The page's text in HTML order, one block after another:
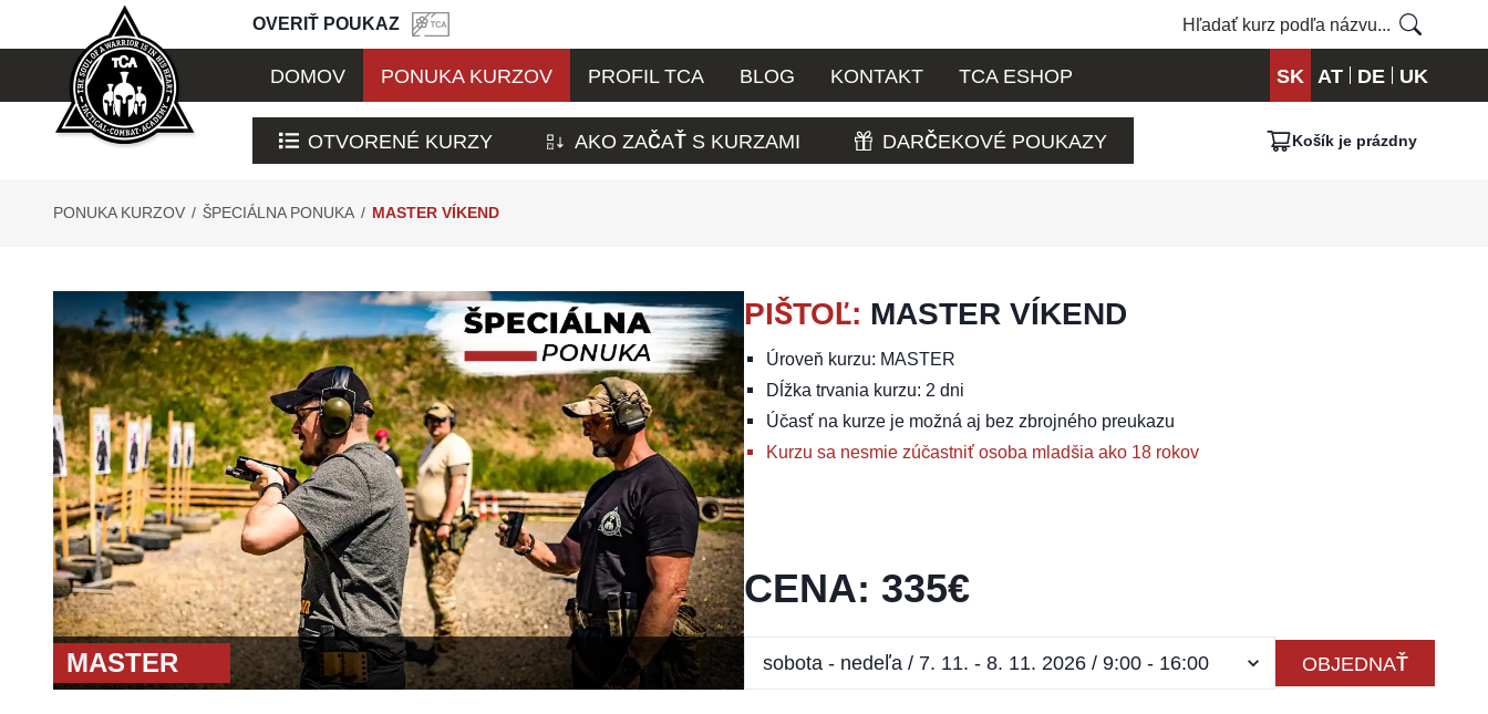
OVERIŤ POUKAZ
DOMOV PONUKA KURZOV PROFIL TCA BLOG KONTAKT TCA ESHOP SK AT DE UK
OTVORENÉ KURZY AKO ZAČAŤ S KURZAMI DARČEKOVÉ POUKAZY Košík je prázdny
PONUKA KURZOV / ŠPECIÁLNA PONUKA / MASTER VÍKEND
MASTER
PIŠTOĽ: MASTER VÍKEND
Úroveň kurzu: MASTER
Dĺžka trvania kurzu: 2 dni
Účasť na kurze je možná aj bez zbrojného preukazu
Kurzu sa nesmie zúčastniť osoba mladšia ako 18 rokov
CENA: 335€
OBJEDNAŤ